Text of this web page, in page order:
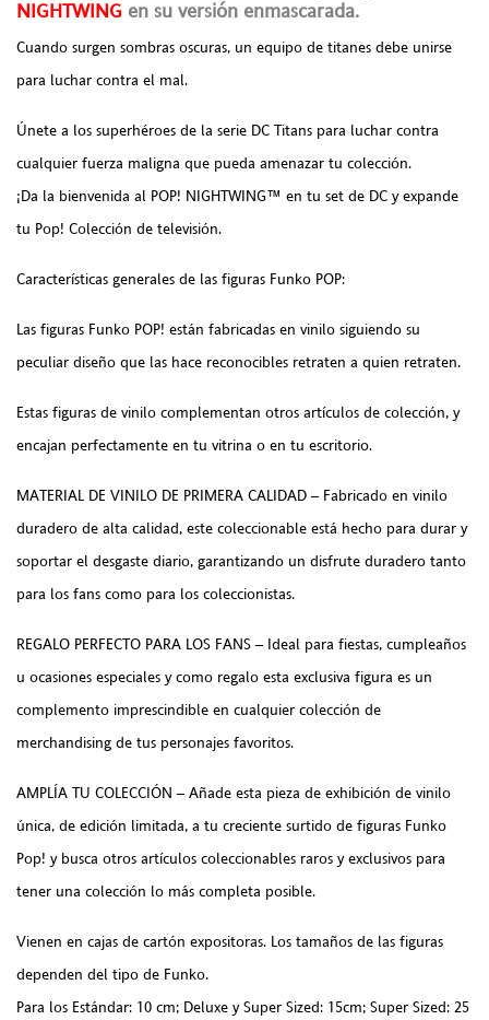
NIGHTWING en su versión enmascarada.
Cuando surgen sombras oscuras, un equipo de titanes debe unirse
para luchar contra el mal.
Únete a los superhéroes de la serie DC Titans para luchar contra
cualquier fuerza maligna que pueda amenazar tu colección.
¡Da la bienvenida al POP! NIGHTWING™ en tu set de DC y expande
tu Pop! Colección de televisión.
Características generales de las figuras Funko POP:
Las figuras Funko POP! están fabricadas en vinilo siguiendo su
peculiar diseño que las hace reconocibles retraten a quien retraten.
Estas figuras de vinilo complementan otros artículos de colección, y
encajan perfectamente en tu vitrina o en tu escritorio.
MATERIAL DE VINILO DE PRIMERA CALIDAD – Fabricado en vinilo
duradero de alta calidad, este coleccionable está hecho para durar y
soportar el desgaste diario, garantizando un disfrute duradero tanto
para los fans como para los coleccionistas.
REGALO PERFECTO PARA LOS FANS – Ideal para fiestas, cumpleaños
u ocasiones especiales y como regalo esta exclusiva figura es un
complemento imprescindible en cualquier colección de
merchandising de tus personajes favoritos.
AMPLÍA TU COLECCIÓN – Añade esta pieza de exhibición de vinilo
única, de edición limitada, a tu creciente surtido de figuras Funko
Pop! y busca otros artículos coleccionables raros y exclusivos para
tener una colección lo más completa posible.
Vienen en cajas de cartón expositoras. Los tamaños de las figuras
dependen del tipo de Funko.
Para los Estándar: 10 cm; Deluxe y Super Sized: 15cm; Super Sized: 25